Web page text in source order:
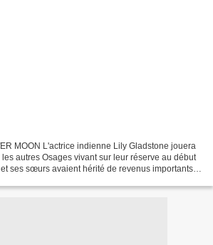
MOON L'actrice indienne Lily Gladstone jouera
autres Osages vivant sur leur réserve au début
ses sœurs avaient hérité de revenus importants